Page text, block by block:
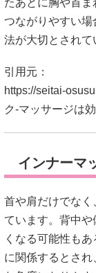
な角度になりや
「寝ても首が重
そんな時は、寝
あるようです。
引用元：
https://seitai-
セルフケアを続
頭痛などがある
ています。無理